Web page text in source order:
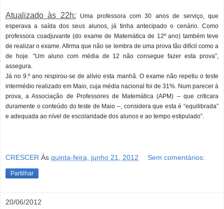
Atualizado às 22h:
Uma professora com 30 anos de serviço, que
esperava a saída dos seus alunos, já tinha antecipado o cenário. Como
professora coadjuvante (do exame de Matemática de 12º ano) também teve
de realizar o exame. Afirma que não se lembra de uma prova tão difícil como a
de hoje. “Um aluno com média de 12 não consegue fazer esta prova”,
assegura.
Já no 9.º ano respirou-se de alívio esta manhã. O exame não repetiu o teste
intermédio realizado em Maio, cuja média nacional foi de 31%. Num parecer à
prova, a Associação de Professores de Matemática (APM) – que criticara
duramente o conteúdo do teste de Maio –, considera que esta é “equilibrada”
e adequada ao nível de escolaridade dos alunos e ao tempo estipulado”.
CRESCER Às quinta-feira, junho 21, 2012 Sem comentários:
Partilhar
20/06/2012